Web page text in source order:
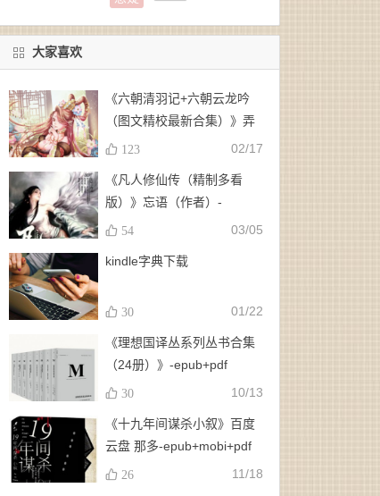
大家喜欢
《六朝清羽记+六朝云龙吟
（图文精校最新合集）》弄
玉、龙璇（作者）-
123 02/17
《凡人修仙传（精制多看
版）》忘语（作者）-
epub+mobi
54 03/05
kindle字典下载
30 01/22
《理想国译丛系列丛书合集
（24册）》-epub+pdf
30 10/13
《十九年间谋杀小叙》百度
云盘 那多-epub+mobi+pdf
26 11/18